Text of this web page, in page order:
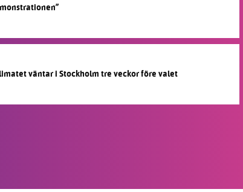
väntar i Stockholm tre veckor före valet